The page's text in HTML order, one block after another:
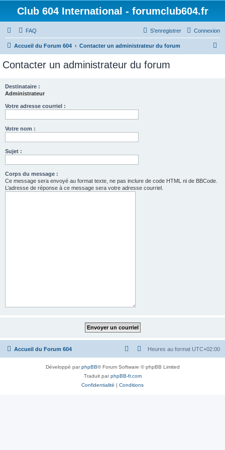
Club 604 International - forumclub604.fr
FAQ Connexion
S’enregistrer
Accueil du Forum 604 Contacter un administrateur du forum
Contacter un administrateur du forum
Destinataire :
Administrateur
Votre adresse courriel :
Votre nom :
Sujet :
Corps du message :
Ce message sera envoyé au format texte, ne pas inclure de code HTML ni de BBCode.
L’adresse de réponse à ce message sera votre adresse courriel.
Accueil du Forum 604 Heures au format UTC+02:00
Développé parphpBB® Forum Software © phpBB Limited
Traduit parphpBB-fr.com
Confidentialité | Conditions